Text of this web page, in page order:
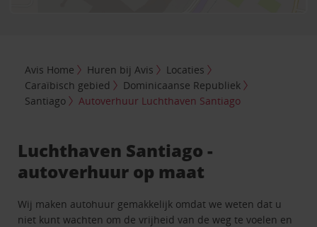
Avis Home Huren bij Avis
Locaties
Caraïbisch gebied
Dominicaanse Republiek
Santiago
Autoverhuur Luchthaven Santiago
Luchthaven Santiago -
autoverhuur op maat
Wij maken autohuur gemakkelijk omdat we weten dat u
niet kunt wachten om de vrijheid van de weg te voelen en